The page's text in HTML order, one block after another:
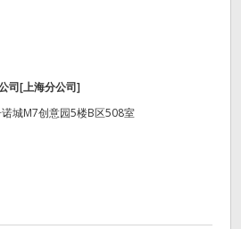
司[上海分公司]
城M7创意园5楼B区508室